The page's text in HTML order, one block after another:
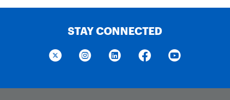
STAY CONNECTED